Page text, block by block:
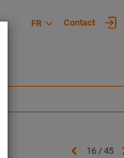
FR Contact
16 / 45